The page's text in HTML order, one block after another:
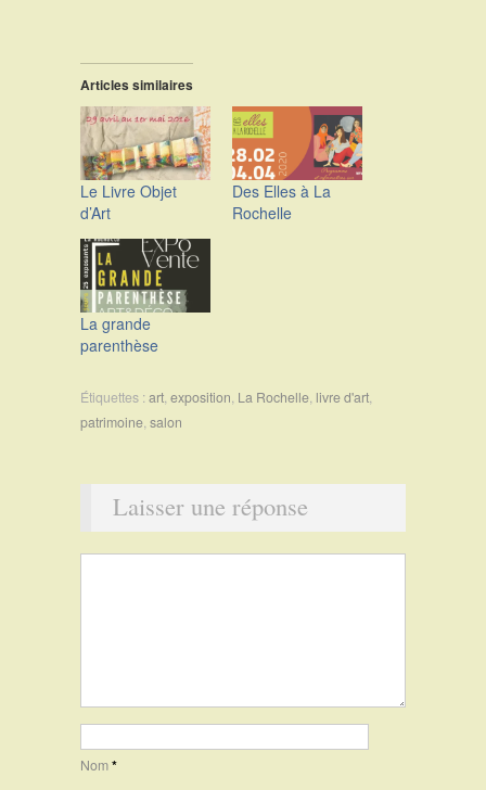
Articles similaires
Le Livre Objet
d’Art
Des Elles à La
Rochelle
La grande
parenthèse
Étiquettes :art,exposition, La Rochelle, livre d'art,
patrimoine,salon
Laisser une réponse
Nom*